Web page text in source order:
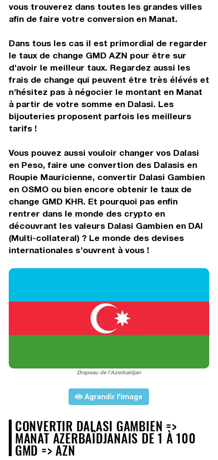
vous trouverez dans toutes les grandes villes
afin de faire votre conversion en Manat.
Dans tous les cas il est primordial de regarder
le taux de change GMD AZN pour être sur
d'avoir le meilleur taux. Regardez aussi les
frais de change qui peuvent être très élévés et
n'hésitez pas à négocier le montant en Manat
à partir de votre somme en Dalasi. Les
bijouteries proposent parfois les meilleurs
tarifs !
Vous pouvez aussi vouloir changer vos Dalasi
en Peso, faire une convertion des Dalasis en
Roupie Mauricienne, convertir Dalasi Gambien
en OSMO ou bien encore obtenir le taux de
change GMD KHR. Et pourquoi pas enfin
rentrer dans le monde des crypto en
découvrant les valeurs Dalasi Gambien en DAI
(Multi-collateral) ? Le monde des devises
internationales s'ouvrent à vous !
Drapeau de l'Azerbaïdjan
Agrandir l'image
CONVERTIR DALASI GAMBIEN =>
MANAT AZERBAÏDJANAIS DE 1 À 100
GMD => AZN